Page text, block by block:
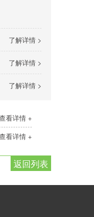
了解详情 >
了解详情 >
了解详情 >
看详情 +
看详情 +
返回列表